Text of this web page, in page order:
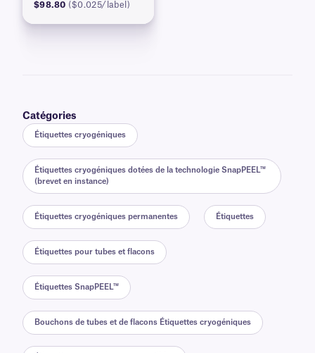
$98.80 ($0.025/label)
Catégories
Étiquettes cryogéniques
Étiquettes cryogéniques dotées de la technologie SnapPEEL™
(brevet en instance)
Étiquettes cryogéniques permanentes Étiquettes
Étiquettes pour tubes et flacons
Étiquettes SnapPEEL™
Bouchons de tubes et de flacons Étiquettes cryogéniques